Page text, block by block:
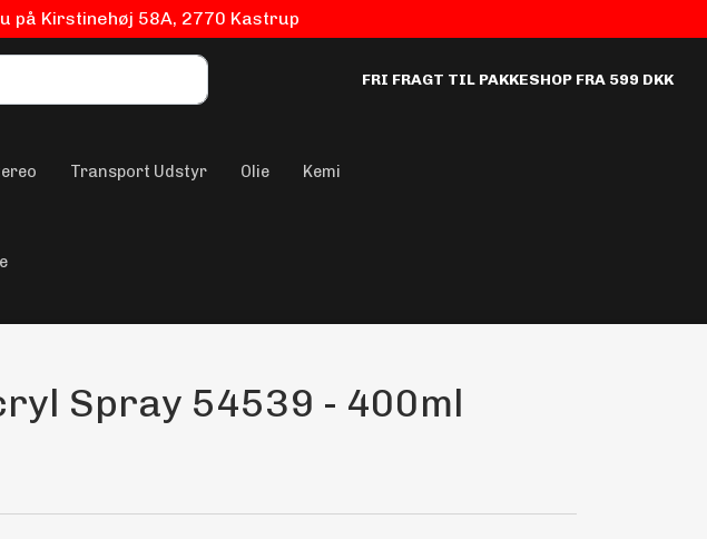
Kirstinehøj 58A, 2770 Kastrup
FRI FRAGT TIL PAKKESHOP FRA 599 DKK
Transport Udstyr Olie Kemi
Spray 54539 - 400ml